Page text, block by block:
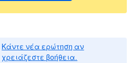
Κάντε νέα ερώτηση αν
χρειάζεστε βοήθεια.